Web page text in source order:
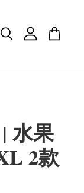
水果
2款